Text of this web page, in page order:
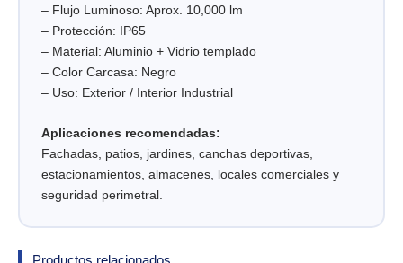
– Flujo Luminoso: Aprox. 10,000 lm
– Protección: IP65
– Material: Aluminio + Vidrio templado
– Color Carcasa: Negro
– Uso: Exterior / Interior Industrial
Aplicaciones recomendadas:
Fachadas, patios, jardines, canchas deportivas,
estacionamientos, almacenes, locales comerciales y
seguridad perimetral.